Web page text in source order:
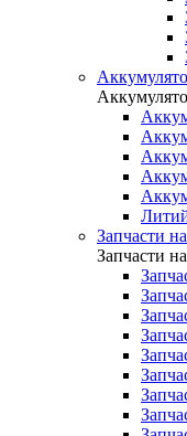
Запчасти
Запчасти